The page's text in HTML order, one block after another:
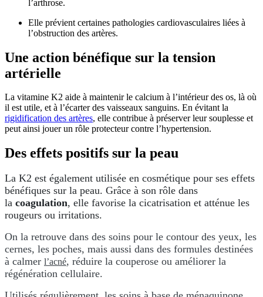
l’arthrose.
Elle prévient certaines pathologies cardiovasculaires liées à
l’obstruction des artères.
Une action bénéfique sur la tension
artérielle
La vitamine K2 aide à maintenir le calcium à l’intérieur des os, là où
il est utile, et à l’écarter des vaisseaux sanguins. En évitant la
rigidification des artères, elle contribue à préserver leur souplesse et
peut ainsi jouer un rôle protecteur contre l’hypertension.
Des effets positifs sur la peau
La K2 est également utilisée en cosmétique pour ses effets
bénéfiques sur la peau. Grâce à son rôle dans
la coagulation, elle favorise la cicatrisation et atténue les
rougeurs ou irritations.
On la retrouve dans des soins pour le contour des yeux, les
cernes, les poches, mais aussi dans des formules destinées
à calmer l’acné, réduire la couperose ou améliorer la
régénération cellulaire.